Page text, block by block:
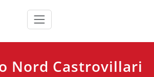
Nord Castrovillari